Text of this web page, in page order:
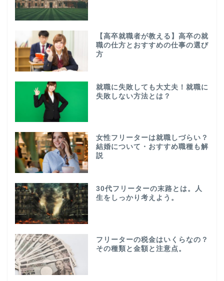
【高卒就職者が教える】高卒の就
職の仕方とおすすめの仕事の選び
方
就職に失敗しても大丈夫！就職に
失敗しない方法とは？
女性フリーターは就職しづらい？
結婚について・おすすめ職種も解
説
30代フリーターの末路とは。人
生をしっかり考えよう。
フリーターの税金はいくらなの？
その種類と金額と注意点。